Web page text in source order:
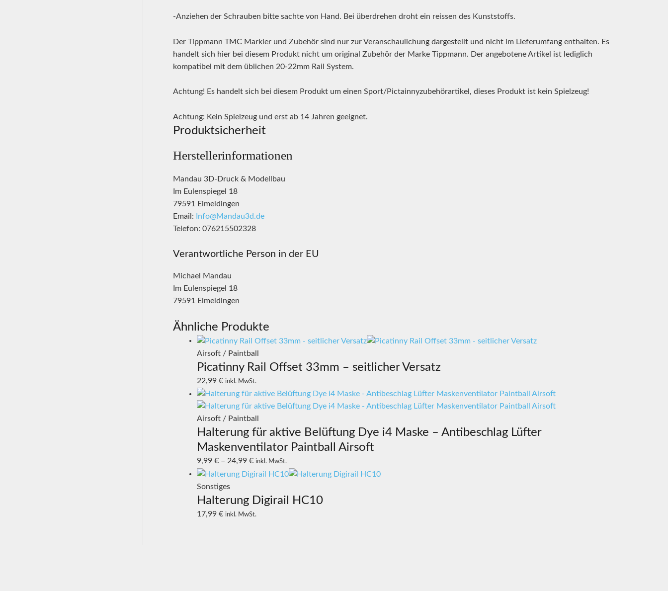
-Anziehen der Schrauben bitte sachte von Hand. Bei überdrehen droht ein reissen des Kunststoffs.
Der Tippmann TMC Markier und Zubehör sind nur zur Veranschaulichung dargestellt und nicht im Lieferumfang enthalten. Es
handelt sich hier bei diesem Produkt nicht um original Zubehör der Marke Tippmann. Der angebotene Artikel ist lediglich
kompatibel mit dem üblichen 20-22mm Rail System.
Achtung! Es handelt sich bei diesem Produkt um einen Sport/Pictainnyzubehörartikel, dieses Produkt ist kein Spielzeug!
Achtung: Kein Spielzeug und erst ab 14 Jahren geeignet.
Produktsicherheit
Herstellerinformationen
Mandau 3D-Druck & Modellbau
Im Eulenspiegel 18
79591 Eimeldingen
Email:
Info@Mandau3d.de
Telefon: 076215502328
Verantwortliche Person in der EU
Michael Mandau
Im Eulenspiegel 18
79591 Eimeldingen
Ähnliche Produkte
Airsoft / Paintball
Picatinny Rail Offset 33mm – seitlicher Versatz
22,99 € inkl. MwSt.
Airsoft / Paintball
Halterung für aktive Belüftung Dye i4 Maske – Antibeschlag Lüfter
Maskenventilator Paintball Airsoft
9,99 € – 24,99 € inkl. MwSt.
Sonstiges
Halterung Digirail HC10
17,99 € inkl. MwSt.